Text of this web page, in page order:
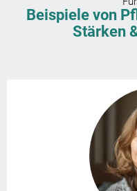
Beispiele von
Stärken